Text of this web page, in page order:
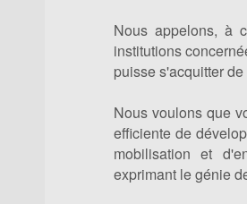
Nous appelons, à
institutions
puisse s'acquitter
Nous voulons que
efficiente de
mobilisation et
exprimant le génie